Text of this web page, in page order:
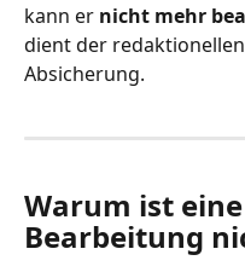
kann er nicht mehr
dient der
Absicherung.
Warum ist
Bearbeitung